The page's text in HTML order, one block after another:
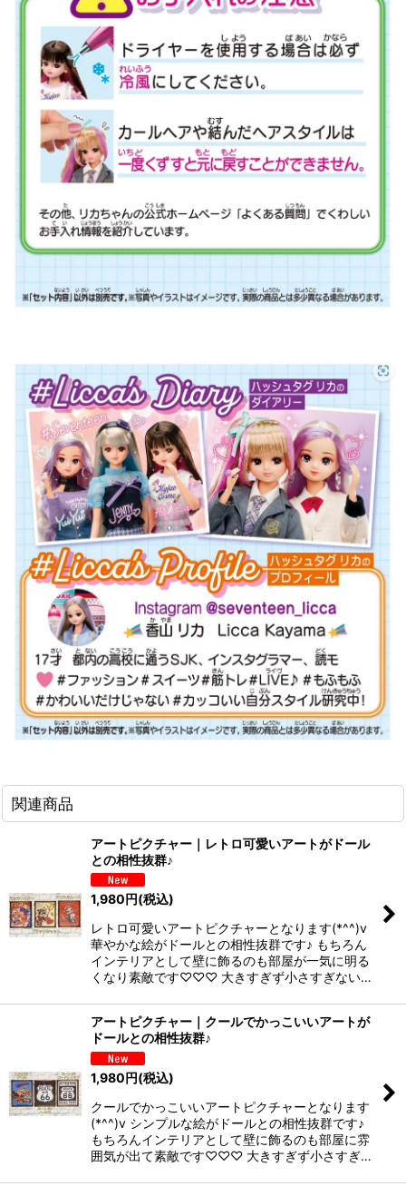
関連商品
アートピクチャー｜レトロ可愛いアートがドール
との相性抜群♪
1,980円(税込)
レトロ可愛いアートピクチャーとなります(*^^)v
華やかな絵がドールとの相性抜群です♪ もちろん
インテリアとして壁に飾るのも部屋が一気に明る
くなり素敵です♡♡♡ 大きすぎず小さすぎない…
アートピクチャー｜クールでかっこいいアートが
ドールとの相性抜群♪
1,980円(税込)
クールでかっこいいアートピクチャーとなります
(*^^)v シンプルな絵がドールとの相性抜群です♪
もちろんインテリアとして壁に飾るのも部屋に雰
囲気が出て素敵です♡♡♡ 大きすぎず小さすぎ…